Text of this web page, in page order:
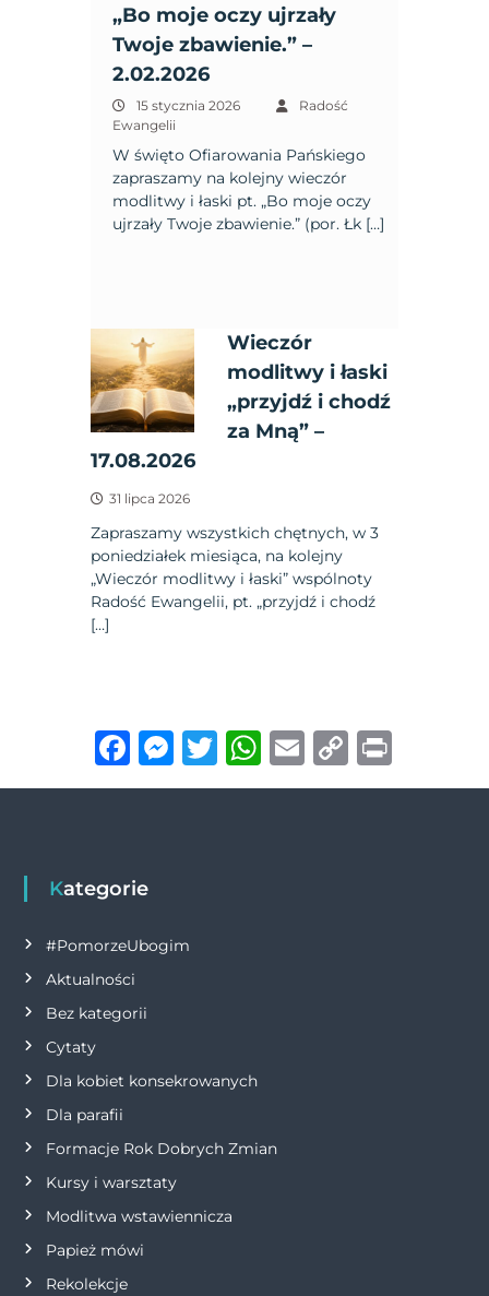
„Bo moje oczy ujrzały
Twoje zbawienie.” –
2.02.2026
15 stycznia 2026
Radość
Ewangelii
W święto Ofiarowania Pańskiego
zapraszamy na kolejny wieczór
modlitwy i łaski pt. „Bo moje oczy
ujrzały Twoje zbawienie.” (por. Łk […]
Wieczór
modlitwy i łaski
„przyjdź i chodź
za Mną” –
17.08.2026
31 lipca 2026
Zapraszamy wszystkich chętnych, w 3
poniedziałek miesiąca, na kolejny
„Wieczór modlitwy i łaski” wspólnoty
Radość Ewangelii, pt. „przyjdź i chodź
[…]
F
a
b
o
k
M
e
er
T
w
W
h
E
m
C
o ri
Kategorie
#PomorzeUbogim
Aktualności
Bez kategorii
Cytaty
Dla kobiet konsekrowanych
Dla parafii
Formacje Rok Dobrych Zmian
Kursy i warsztaty
Modlitwa wstawiennicza
Papież mówi
Rekolekcje